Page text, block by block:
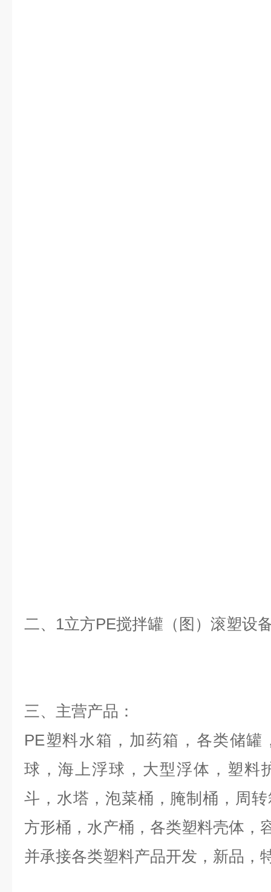
二、 1立方PE搅拌罐（图） 滚塑设
三、 主营产品：
PE塑料水箱，加药箱，各类储罐
球，海上浮球，大型浮体，塑料
斗，水塔，泡菜桶，腌制桶，周
方形桶，水产桶，各类塑料壳体，
并承接各类塑料产品开发，新品，